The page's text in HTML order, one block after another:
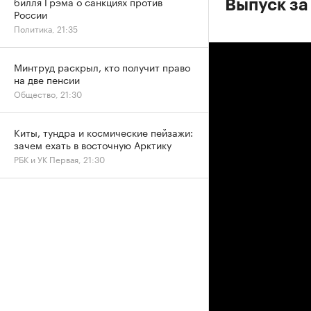
Выпуск
России
Политика, 21:35
Минтруд раскрыл, кто получит право
на две пенсии
Общество, 21:30
Киты, тундра и космические пейзажи:
зачем ехать в восточную Арктику
РБК и УК Первая, 21:30